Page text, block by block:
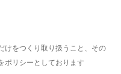
けをつくり取り扱うこと、その
ポリシーとしております